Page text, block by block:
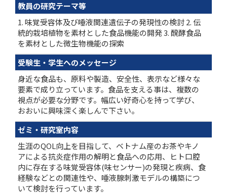
教員の研究テーマ等
1. 味覚受容体及び唾液関連遺伝子の発現性の検討 2. 伝
統的栽培植物を素材とした食品機能の開発 3. 醗酵食品
を素材とした微生物機能の探索
受験生・学生へのメッセージ
身近な食品も、原料や製造、安全性、表示など様々な
要素で成り立っています。食品を支える事は、複数の
視点が必要な分野です。幅広い好奇心を持って学び、
おおいに興味深く楽しんで下さい。
ゼミ・研究室内容
生涯のQOL向上を目指して、ベトナム産のお茶やキノ
アによる抗炎症作用の解明と食品への応用、ヒト口腔
内に存在する味覚受容体(味センサー)の発現と疾病、食
経験などとの関連性や、唾液腺刺激モデルの構築につ
いて検討を行っています。